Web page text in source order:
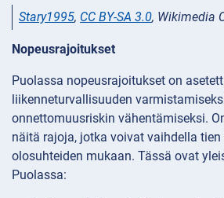
Stary1995, CC BY-SA 3.0, Wikimedia
Nopeusrajoitukset
Puolassa nopeusrajoitukset on
liikenneturvallisuuden
onnettomuusriskin vähentämiseksi.
näitä rajoja, jotka voivat vaihdella
olosuhteiden mukaan. Tässä ovat
Puolassa: